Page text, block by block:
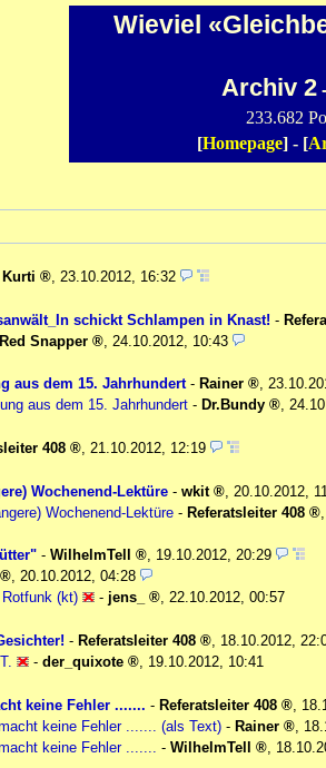
Wieviel
Archiv 2
233.682
[Homepage] - [
Kurti 23.10.2012, 16:32
schickt Schlampen in Knast! -
Red Snapper 24.10.2012, 10:43
aus dem 15. Jahrhundert- Rainer ,
aus dem 15. Jahrhundert - Dr.Bundy ,
408 21.10.2012, 12:19
Wochenend-Lektüre - wkit
20.10.2012,
Wochenend-Lektüre - Referatsleiter 408
- WilhelmTell , 19.10.2012, 20:29
, 20.10.2012, 04:28
(kt)
- jens_ , 22.10.2012, 00:57
- Referatsleiter 408
18.10.2012,
- der_quixote 19.10.2012, 10:41
keine Fehler ....... - Referatsleiter 408
keine Fehler ....... (als Text) - Rainer
keine Fehler .......
- WilhelmTell